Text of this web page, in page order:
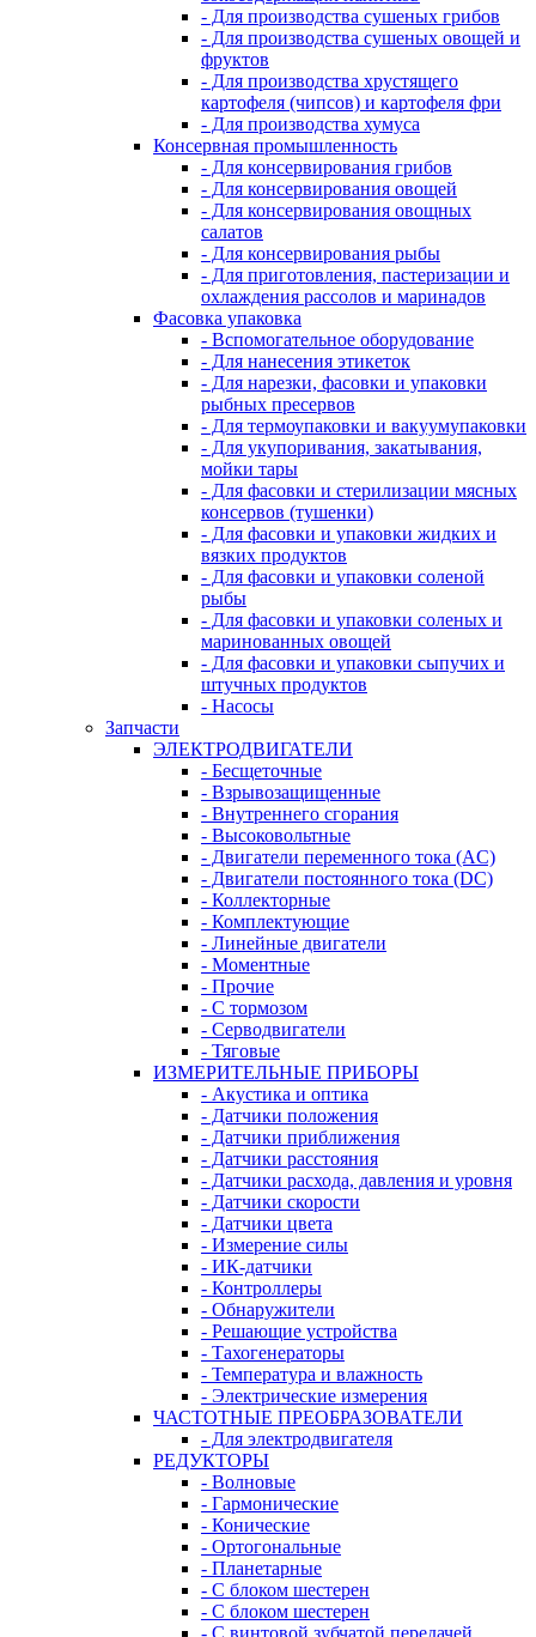
- Для производства сушеных грибов
- Для производства сушеных овощей и
фруктов
- Для производства хрустящего
картофеля (чипсов) и картофеля фри
- Для производства хумуса
Консервная промышленность
- Для консервирования грибов
- Для консервирования овощей
- Для консервирования овощных
салатов
- Для консервирования рыбы
- Для приготовления, пастеризации и
охлаждения рассолов и маринадов
Фасовка упаковка
- Вспомогательное оборудование
- Для нанесения этикеток
- Для нарезки, фасовки и упаковки
рыбных пресервов
- Для термоупаковки и вакуумупаковки
- Для укупоривания, закатывания,
мойки тары
- Для фасовки и стерилизации мясных
консервов (тушенки)
- Для фасовки и упаковки жидких и
вязких продуктов
- Для фасовки и упаковки соленой
рыбы
- Для фасовки и упаковки соленых и
маринованных овощей
- Для фасовки и упаковки сыпучих и
штучных продуктов
- Насосы
Запчасти
ЭЛЕКТРОДВИГАТЕЛИ
- Бесщеточные
- Взрывозащищенные
- Внутреннего сгорания
- Высоковольтные
- Двигатели переменного тока (AC)
- Двигатели постоянного тока (DC)
- Коллекторные
- Комплектующие
- Линейные двигатели
- Моментные
- Прочие
- С тормозом
- Серводвигатели
- Тяговые
ИЗМЕРИТЕЛЬНЫЕ ПРИБОРЫ
- Акустика и оптика
- Датчики положения
- Датчики приближения
- Датчики расстояния
- Датчики расхода, давления и уровня
- Датчики скорости
- Датчики цвета
- Измерение силы
- ИК-датчики
- Контроллеры
- Обнаружители
- Решающие устройства
- Тахогенераторы
- Температура и влажность
- Электрические измерения
ЧАСТОТНЫЕ ПРЕОБРАЗОВАТЕЛИ
- Для электродвигателя
РЕДУКТОРЫ
- Волновые
- Гармонические
- Конические
- Ортогональные
- Планетарные
- С блоком шестерен
- С блоком шестерен
- С винтовой зубчатой передачей